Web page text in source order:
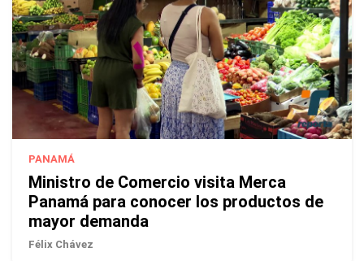
PANAMÁ
Ministro de Comercio visita Merca
Panamá para conocer los productos de
mayor demanda
Félix Chávez